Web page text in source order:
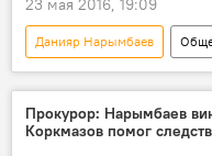
23 мая 2016, 19:09
Данияр Нарымбаев
Кыргызстан
Задержание депутата
Хаджимурат Коркмазов
Прокурор: Нарымбаев
Коркмазов помог